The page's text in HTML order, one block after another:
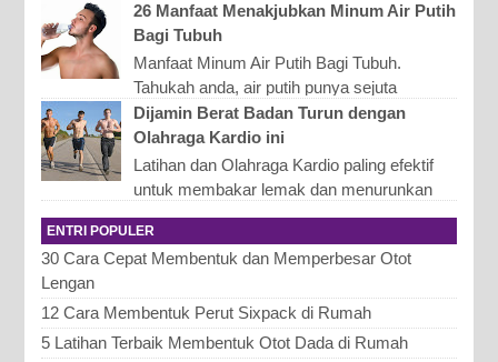
adalah Konsisten dalam ...
26 Manfaat Menakjubkan Minum Air Putih
Bagi Tubuh
Manfaat Minum Air Putih Bagi Tubuh.
Tahukah anda, air putih punya sejuta
manfaat untuk tubuh manusia terutama bagi
kesehatan dan kecantikan...
Dijamin Berat Badan Turun dengan
Olahraga Kardio ini
Latihan dan Olahraga Kardio paling efektif
untuk membakar lemak dan menurunkan
berat badan. Kardio merupakan istilah yang
bermula dari baha...
ENTRI POPULER
30 Cara Cepat Membentuk dan Memperbesar Otot
Lengan
12 Cara Membentuk Perut Sixpack di Rumah
5 Latihan Terbaik Membentuk Otot Dada di Rumah